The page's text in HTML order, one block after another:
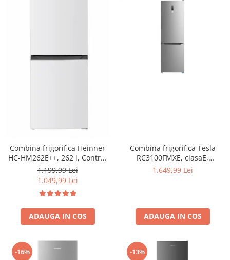
Combina frigorifica Heinner
HC-HM262E++, 262 l, Control
electronic, Iluminare LED, Usi
reversibile, Clasa E, H 180 cm,
Alb
1.199,99 Lei
1.049,99 Lei
ADAUGA IN COS
Combina frigorifica Tesla
RC3100FMXE, clasaE,
310LTotal No Frost, Display
1.649,99 Lei
ADAUGA IN COS
-16% -13%